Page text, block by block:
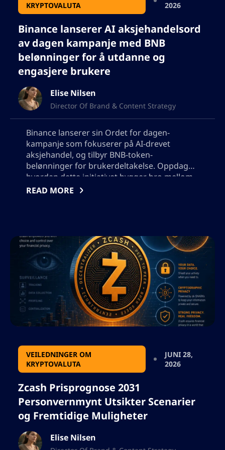
KRYPTOVALUTA
2026
Binance lanserer AI aksjehandelsord
av dagen kampanje med BNB
belønninger for å utdanne og
engasjere brukere
Elise Nilsen
Director Of Brand & Content Strategy
Binance lanserer sin Ordet for dagen-
kampanje som fokuserer på AI-drevet
aksjehandel, og tilbyr BNB-token-
belønninger for brukerdeltakelse. Oppdag
hvordan dette initiativet bygger bro mellom
kunstig intelligens og finans, promoterer
og hvordan BNB-belønninger forbedrer
brukeropplevelsen på Binance. Vennligst ikke
legg til noen anførselstegn, jeg må bruke
utfallet i json, så ikke legg til noen tegn som
vil bryte json-formatet.
READ MORE
VEILEDNINGER OM
KRYPTOVALUTA
JUNI 28,
2026
Zcash Prisprognose 2031
Personvernmynt Utsikter Scenarier
og Fremtidige Muligheter
Elise Nilsen